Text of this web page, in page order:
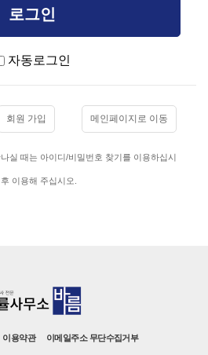
자동로그인
회원 가입 메인페이지로 이동
실 때는 아이디/비밀번호 찾기를 이용하십시
이용해 주십시오.
이용약관 이메일주소 무단수집거부